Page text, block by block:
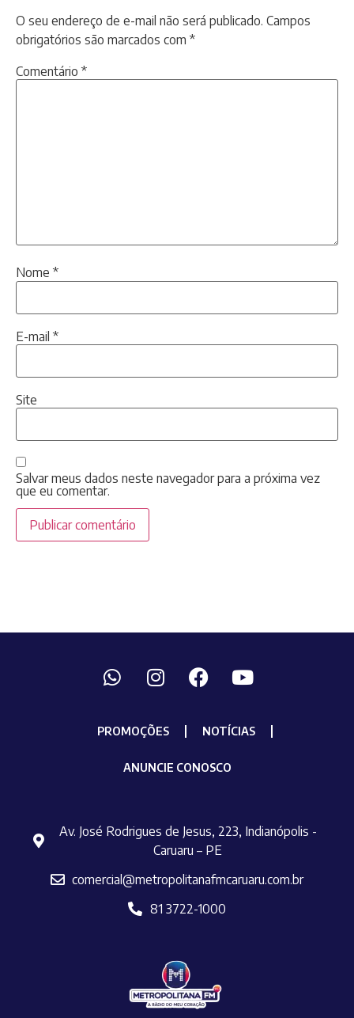
O seu endereço de e-mail não será publicado. Campos
obrigatórios são marcados com *
Comentário *
Nome *
E-mail *
Site
Salvar meus dados neste navegador para a próxima vez
que eu comentar.
PROMOÇÕES NOTÍCIAS
ANUNCIE CONOSCO
Av. José Rodrigues de Jesus, 223, Indianópolis -
Caruaru – PE
comercial@metropolitanafmcaruaru.com.br
81 3722-1000